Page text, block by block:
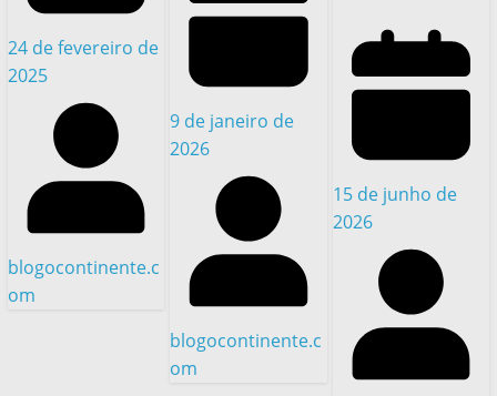
24 de fevereiro de
2025
blogocontinente.c
om
9 de janeiro de
2026
blogocontinente.c
om
15 de junho de
2026